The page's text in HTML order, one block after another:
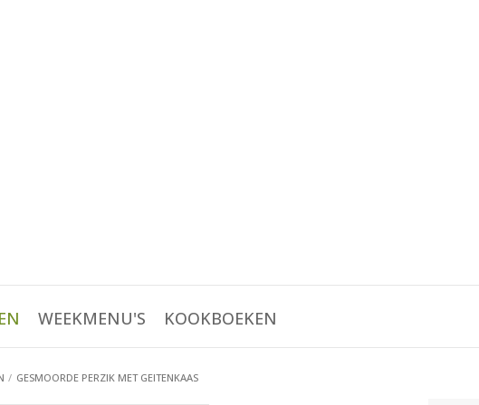
WEEKMENU'S KOOKBOEKEN
GESMOORDE PERZIK MET GEITENKAAS